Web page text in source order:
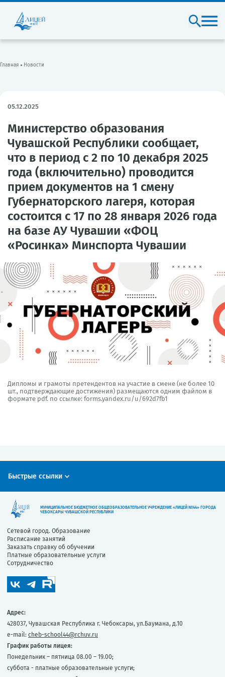
Главная Новости
05.12.2025
Министерство образования
Чувашской Республики сообщает,
что в период с 2 по 10 декабря 2025
года (включительно) проводится
прием документов на 1 смену
Губернаторского лагеря, которая
состоится с 17 по 28 января 2026 года
на базе АУ Чувашии «ФОЦ
«Росинка» Минспорта Чувашии
Дипломы и грамоты претендентов на участие в смене (не более 10
шт., подтверждающие достижения) размещаются одним файлом в
формате pdf. по ссылке: forms.yandex.ru/u/692d7fb1
Быстрые ссылки
МУНИЦИПАЛЬНОЕ БЮДЖЕТНОЕ ОБЩЕОБРАЗОВАТЕЛЬНОЕ УЧРЕЖДЕНИЕ «ЛИЦЕЙ №44» ГОРОДА
ЧЕБОКСАРЫ ЧУВАШСКОЙ РЕСПУБЛИКИ
Сетевой город. Образование
Расписание занятий
Заказать справку об обучении
Платные образовательные услуги
Сотрудничество
Адрес:
428037, Чувашская Республика г. Чебоксары, ул.Баумана, д.10
e-mail: cheb-school44@rchuv.ru
График работы лицея:
Понедельник – пятница 08.00 – 19.00;
суббота - платные образовательные услуги;